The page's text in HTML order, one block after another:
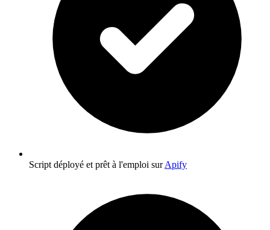
Script déployé et prêt à l'emploi surApify